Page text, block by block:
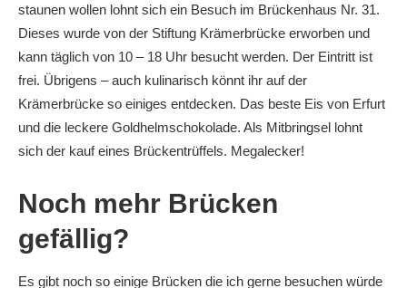
staunen wollen lohnt sich ein Besuch im Brückenhaus Nr. 31.
Dieses wurde von der Stiftung Krämerbrücke erworben und
kann täglich von 10 – 18 Uhr besucht werden. Der Eintritt ist
frei. Übrigens – auch kulinarisch könnt ihr auf der
Krämerbrücke so einiges entdecken. Das beste Eis von Erfurt
und die leckere Goldhelmschokolade. Als Mitbringsel lohnt
sich der kauf eines Brückentrüffels. Megalecker!
Noch mehr Brücken
gefällig?
Es gibt noch so einige Brücken die ich gerne besuchen würde